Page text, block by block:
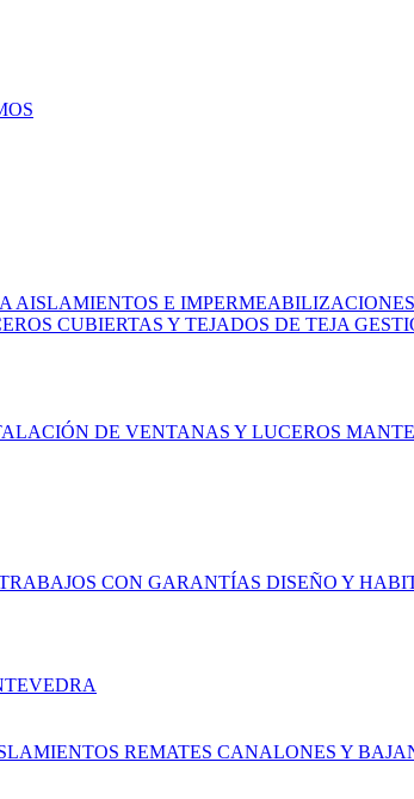
AISLAMIENTOS E IMPERMEABILIZACIONES
CUBIERTAS Y TEJADOS DE TEJA
DE VENTANAS Y LUCEROS
CON GARANTÍAS DISEÑO Y
REMATES CANALONES Y